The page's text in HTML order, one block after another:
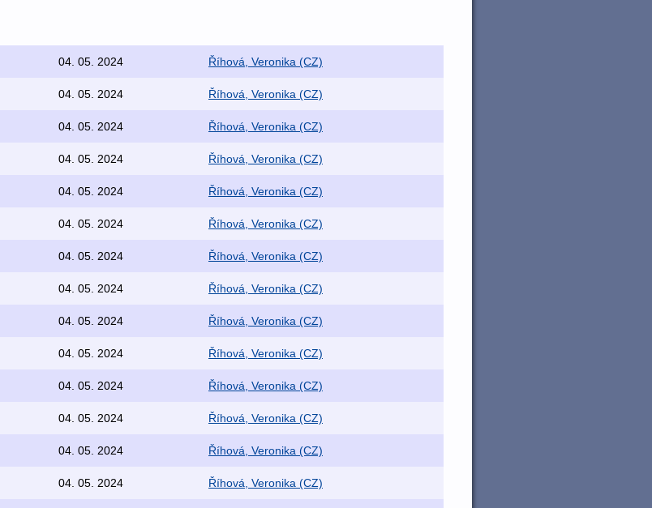
04. 05. 2024 Říhová, Veronika (CZ)
04. 05. 2024 Říhová, Veronika (CZ)
04. 05. 2024 Říhová, Veronika (CZ)
04. 05. 2024 Říhová, Veronika (CZ)
04. 05. 2024 Říhová, Veronika (CZ)
04. 05. 2024 Říhová, Veronika (CZ)
04. 05. 2024 Říhová, Veronika (CZ)
04. 05. 2024 Říhová, Veronika (CZ)
04. 05. 2024 Říhová, Veronika (CZ)
04. 05. 2024 Říhová, Veronika (CZ)
04. 05. 2024 Říhová, Veronika (CZ)
04. 05. 2024 Říhová, Veronika (CZ)
04. 05. 2024 Říhová, Veronika (CZ)
04. 05. 2024 Říhová, Veronika (CZ)